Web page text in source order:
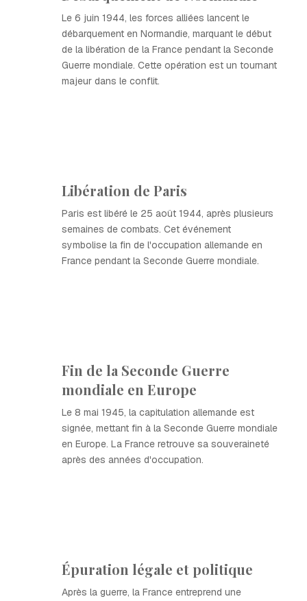
Le 6 juin 1944, les forces alliées lancent le
débarquement en Normandie, marquant le début
de la libération de la France pendant la Seconde
Guerre mondiale. Cette opération est un tournant
majeur dans le conflit.
Libération de Paris
Paris est libéré le 25 août 1944, après plusieurs
semaines de combats. Cet événement
symbolise la fin de l'occupation allemande en
France pendant la Seconde Guerre mondiale.
Fin de la Seconde Guerre
mondiale en Europe
Le 8 mai 1945, la capitulation allemande est
signée, mettant fin à la Seconde Guerre mondiale
en Europe. La France retrouve sa souveraineté
après des années d'occupation.
Épuration légale et politique
Après la guerre, la France entreprend une